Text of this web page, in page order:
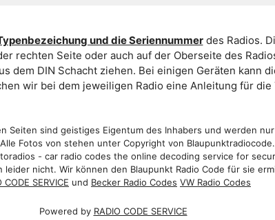
und die Seriennummerdes Radios.
rechten Seite oder auch auf der Oberseite des
dem DIN Schacht ziehen. Bei einigen Geräten kann
wir bei dem jeweiligen Radio eine Anleitung für
sind geistiges Eigentum des Inhabers und werden
Fotos von stehen unter Copyright von
- car radio codes the online decoding service for
leider nicht. Wir können den Blaupunkt Radio Code für sie
CODE SERVICE und Becker Radio Codes VW Radio Codes
Powered by RADIO CODE SERVICE